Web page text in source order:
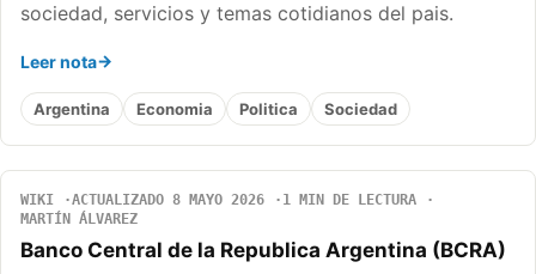
sociedad, servicios y temas cotidianos del pais.
Leer nota
Argentina Economia Politica Sociedad
WIKI ACTUALIZADO 8 MAYO 2026
1 MIN DE LECTURA
MARTÍN ÁLVAREZ
Banco Central de la Republica Argentina (BCRA)